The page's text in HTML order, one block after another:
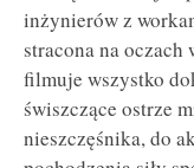
inżynierów z
stracona na
filmuje wszystko
świszczące ostrze
nieszczęśnika, do